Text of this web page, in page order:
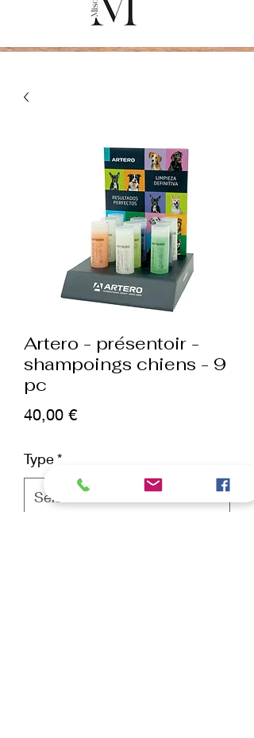
Artero - présentoir -
shampoings chiens - 9
pc
40,00 €Prix
Type*